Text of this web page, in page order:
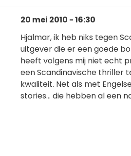
20 mei 2010 - 16:30
Hjalmar, ik heb niks tegen
uitgever die er een goede
heeft volgens mij niet echt
een Scandinavische thriller
kwaliteit. Net als met
stories... die hebben al een